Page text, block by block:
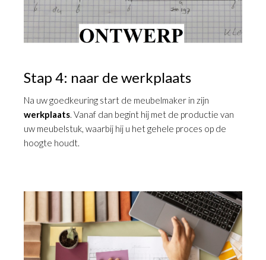
Stap 4: naar de werkplaats
Na uw goedkeuring start de meubelmaker in zijn
werkplaats. Vanaf dan begint hij met de productie van
uw meubelstuk, waarbij hij u het gehele proces op de
hoogte houdt.